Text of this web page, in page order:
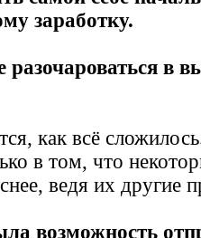
заработку.
в
как всё
в том, что
ведя их другие
возможность